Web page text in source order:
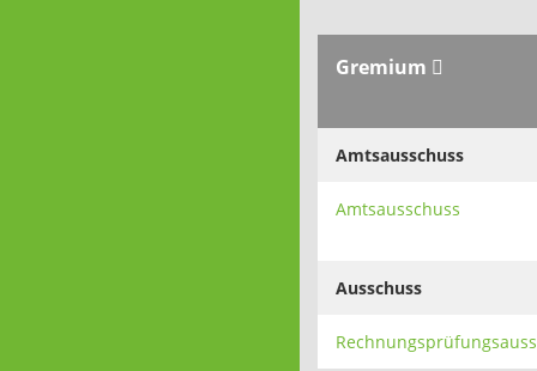
Gremium
Amtsausschuss
Amtsausschuss
Ausschuss